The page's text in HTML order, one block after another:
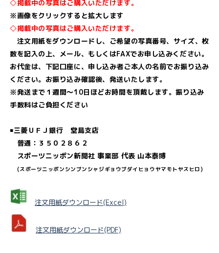
◇掲載中の写真はご購入いただけます。
※画像をクリックすると拡大します
◇掲載中の写真はご購入いただけます。
注文用紙をダウンロードし、ご希望の写真番号、サイズ、枚
数を記入の上、メール、もしくはFAXでお申し込みください。
お代金は、下記口座に、申し込み者ご本人の名前でお振り込み
ください。お振り込み確認後、発送いたします。
※発送まで１週間～10日ほどお時間を頂戴します。振り込み
手数料はご負担ください
￭三菱ＵＦＪ銀行 堂島支店
普通：３５０２８６２
スポーツニッポン新聞社 事業部 代表 山本泰博
(スポーツニッポンシンブンシャジギョウブダイヒョウヤマモトヤスヒロ)
注文用紙ダウンロード(Excel)
注文用紙ダウンロード(PDF)